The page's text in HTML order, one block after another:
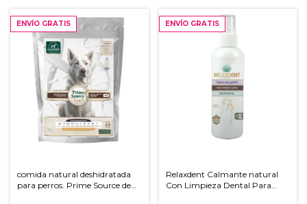
ENVÍO GRATIS
comida natural deshidratada
para perros. Prime Source de
ENVÍO GRATIS
Relaxdent Calmante natural
Con Limpieza Dental Para